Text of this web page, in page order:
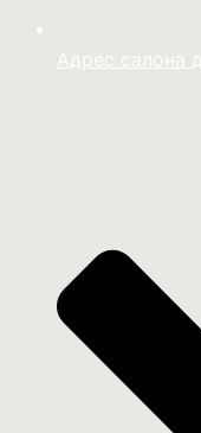
Адрес салона